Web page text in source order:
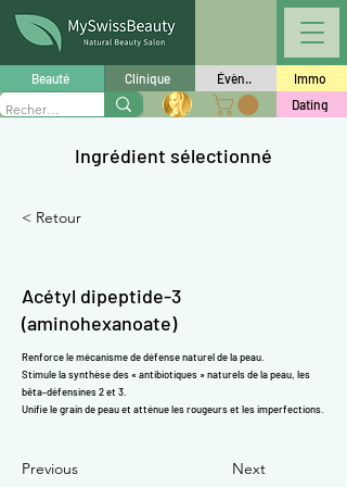
Beauté Clinique Évèn..
Immo
Dating
Ingrédient sélectionné
< Retour
Acétyl dipeptide-3
(aminohexanoate)
Renforce le mécanisme de défense naturel de la peau.
Stimule la synthèse des « antibiotiques » naturels de la peau, les
bêta-défensines 2 et 3.
Unifie le grain de peau et atténue les rougeurs et les imperfections.
Previous Next